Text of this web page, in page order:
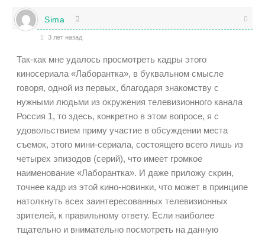
Sima
3 лет назад
Так-как мне удалось просмотреть кадры этого
киносериала «Лаборантка», в буквальном смысле
говоря, одной из первых, благодаря знакомству с
нужными людьми из окружения телевизионного канала
Россия 1, то здесь, конкретно в этом вопросе, я с
удовольствием приму участие в обсуждении места
съемок, этого мини-сериала, состоящего всего лишь из
четырех эпизодов (серий), что имеет громкое
наименование «Лаборантка». И даже приложу скрин,
точнее кадр из этой кино-новинки, что может в принципе
натолкнуть всех заинтересованных телевизионных
зрителей, к правильному ответу. Если наиболее
тщательно и внимательно посмотреть на данную